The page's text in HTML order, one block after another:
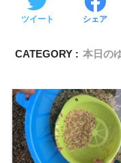
ツイート シェア
CATEGORY : 本日の